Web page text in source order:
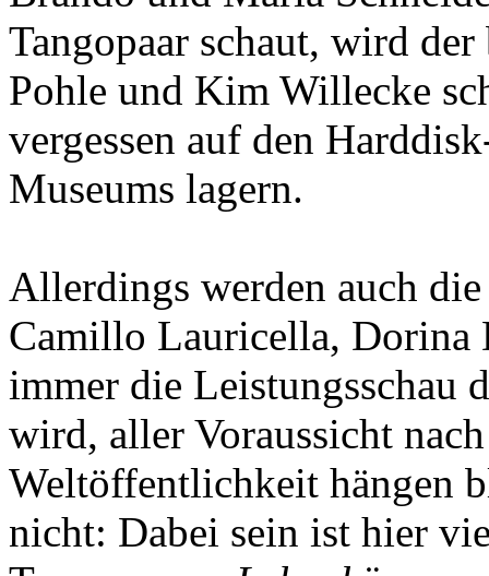
Tangopaar schaut, wird
Pohle und Kim Willecke
vergessen auf den
Museums lagern.
Allerdings werden auch
Camillo Lauricella, Dorina
immer die Leistungsschau
wird, aller Voraussicht
Weltöffentlichkeit hängen
nicht: Dabei sein ist hier